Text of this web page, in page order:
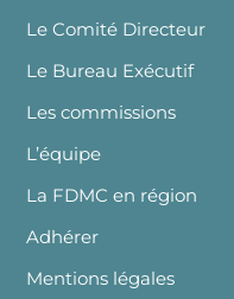
Le Comité Directeur
Le Bureau Exécutif
Les commissions
L’équipe
La FDMC en région
Adhérer
Mentions légales